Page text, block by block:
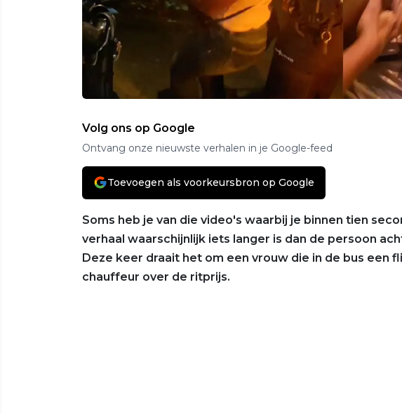
Volg ons op Google
Ontvang onze nieuwste verhalen in je Google-feed
Toevoegen als voorkeursbron op Google
Soms heb je van die video's waarbij je binnen tien
verhaal waarschijnlijk iets langer is dan de persoon
Deze keer draait het om een vrouw die in de bus een
chauffeur over de ritprijs.